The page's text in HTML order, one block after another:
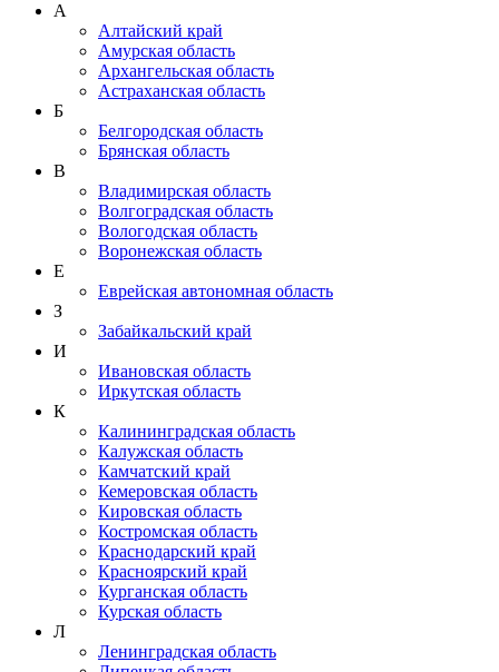
А
Алтайский край
Амурская область
Архангельская область
Астраханская область
Б
Белгородская область
Брянская область
В
Владимирская область
Волгоградская область
Вологодская область
Воронежская область
Е
Еврейская автономная область
З
Забайкальский край
И
Ивановская область
Иркутская область
К
Калининградская область
Калужская область
Камчатский край
Кемеровская область
Кировская область
Костромская область
Краснодарский край
Красноярский край
Курганская область
Курская область
Л
Ленинградская область